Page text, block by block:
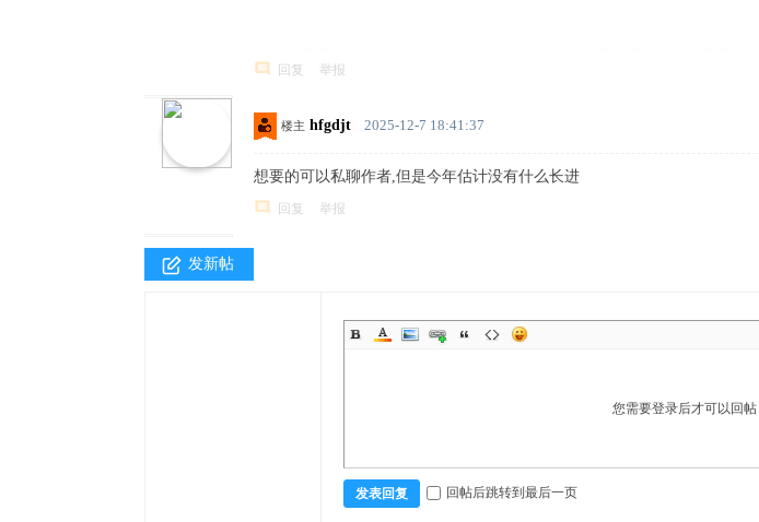
回复 举报
楼主 hfgdjt 2025-12-7 18:41:37
想要的可以私聊作者,但是今年估计没有什么长进
回复 举报
发新帖
您需要登录后才可以回帖
发表回复 回帖后跳转到最后一页